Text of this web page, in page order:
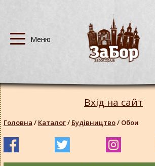
Вхід на сайт
Головна / Каталог/ Будівництво/ Обои